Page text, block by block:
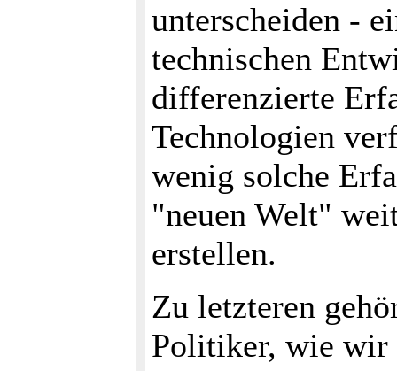
unterscheiden -
technischen
differenzierte
Technologien
wenig solche
"neuen Welt"
erstellen.
Zu letzteren
Politiker, wie wir